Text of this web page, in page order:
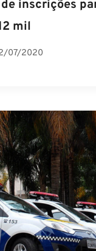
inscrições
mil
07/2020